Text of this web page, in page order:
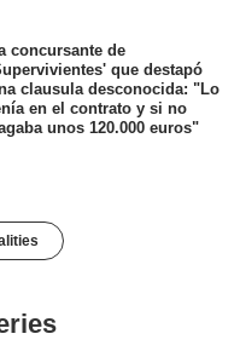
concursante de
que destapó
clausula desconocida: "Lo
en el contrato y si no
unos 120.000 euros"